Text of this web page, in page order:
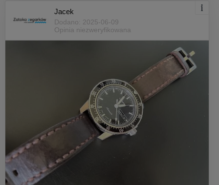
Jacek
Dodano: 2025-06-09
Opinia niezweryfikowana